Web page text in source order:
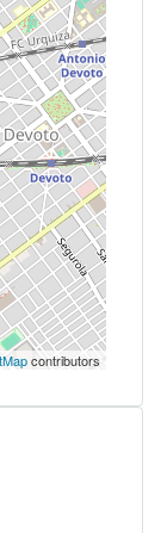
contributors